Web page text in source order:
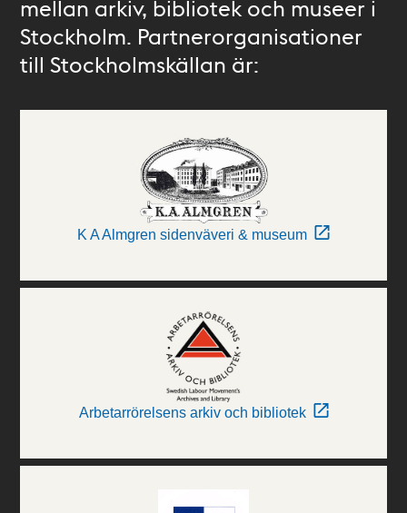
mellan arkiv, bibliotek och museer i
Stockholm. Partnerorganisationer
till Stockholmskällan är:
K A Almgren sidenväveri & museum
Arbetarrörelsens arkiv och bibliotek